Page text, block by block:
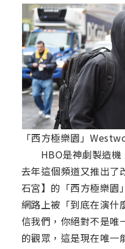
「西方極樂園」
HBO是神劇製造機
去年這個頻道又推出了
石宮】的「西方極樂園
網路上被「到底在演什
信我們，你絕對不是唯
的觀眾，這是現在唯一